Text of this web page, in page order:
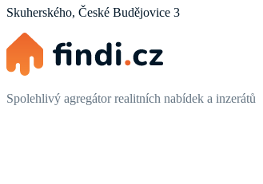
Skuherského, České Budějovice 3
Spolehlivý agregátor realitních nabídek a inzerátů